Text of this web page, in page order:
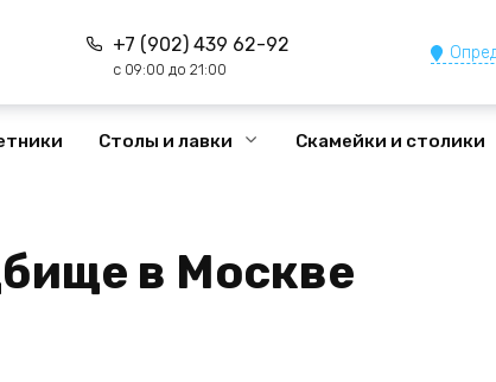
+7 (902) 439 62-92
с 09:00 до 21:00
Столы и лавки Скамейки и столики
в Москве